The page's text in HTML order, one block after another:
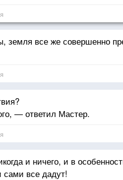
земля все же совершенно
— ответил Мастер.
и ничего, и в
все дадут!